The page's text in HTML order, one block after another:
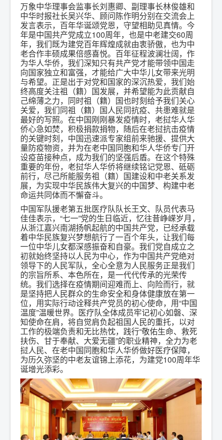
万象中华理事会监事长刘惠卿、副理事长林俊雄和
中华时报社长吴兴华、顾问陈作明分别在交流会上
发言表示，百年华诞颂党恩，守望相助见真情。今
年是中国共产党成立100周年，也是中老建交60周
年，我们既为建党百年辉煌成就由衷骄傲，也为中
老合作丰硕成果倍感喜悦。百年征程波澜壮阔，作
为华人华侨，我们深知只有共产党才能带领中国走
向国家独立和富强，才能给广大中华儿女带来光明
与希望。正是出于对党和国家的深沉热爱，我们始
终高度关注祖（籍）国发展，并希望能为此贡献自
己绵薄之力，同时祖（籍）国也时刻给予我们关心
关爱，我们同祖（籍）国人民同抗疫、共患难就是
最好的写照。在中国刚刚暴发疫情时，老挝华人华
侨心急如焚，积极捐款捐物，随后在老挝抗击疫情
的关键时刻，中国迅速派专家组前来驰援、提供大
量防疫物资，并为在老中国同胞和华人华侨专门开
设疫苗接种点，成为我们的坚强后盾。在这个特殊
重要的年份，老挝华人华侨将继续铭记党恩、砥砺
前行，尽己所能服务祖（籍）国建设和中老关系发
展，为实现中华民族伟大复兴的中国梦、构建中老
命运共同体而不懈奋斗。
中国军队援老第五批医疗队队长王文、队员代表马
佳佳表示，“七一”党的生日临近，忆往昔峥嵘岁月，
从浙江嘉兴南湖扬帆起航的中国共产党，已经承载
着中华民族复兴梦想航行了一百个年头，让我们每
一位中华儿女都深感振奋和自豪。我们党自成立之
初就始终坚持以人民为中心，作为中国共产党绝对
领导下的人民军队，全心全意为人民服务正是我们
的宗旨所系、本色所在，是一代代传承的光荣传
统。我们选择在疫情期间迎难而上、向险而行，就
是坚持把人民群众的生命安全和身体健康放在第一
位，用实际行动诠释共产党员的初心使命，用“中国
温度”温暖世界。医疗队全体成员牢记初心如磐、深
知使命在肩，将自觉肩负起祖国人民的重托，以对
工作的极端负责和无比热忱，践行“敬佑生命、救死
扶伤、甘于奉献、大爱无疆”的职业精神，全力为老
挝人民、在老中国同胞和华人华侨做好医疗保障，
为历久弥坚的中老友谊锦上添花，为建党100周年华
诞增光添彩。